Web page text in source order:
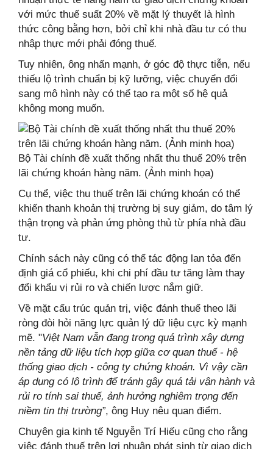
với mức thuế suất 20% về mặt lý thuyết là hình
thức công bằng hơn, bởi chỉ khi nhà đầu tư có thu
nhập thực mới phải đóng thuế.
Tuy nhiên, ông nhấn mạnh, ở góc độ thực tiễn, nếu
thiếu lộ trình chuẩn bị kỹ lưỡng, việc chuyển đổi
sang mô hình này có thể tạo ra một số hệ quả
không mong muốn.
Bộ Tài chính đề xuất thống nhất thu thuế 20% trên
lãi chứng khoán hàng năm. (Ảnh minh họa)
Cụ thể, việc thu thuế trên lãi chứng khoán có thể
khiến thanh khoản thị trường bị suy giảm, do tâm lý
thận trọng và phản ứng phòng thủ từ phía nhà đầu
tư.
Chính sách này cũng có thể tác động lan tỏa đến
định giá cổ phiếu, khi chi phí đầu tư tăng làm thay
đổi khẩu vị rủi ro và chiến lược nắm giữ.
Về mặt cấu trúc quản trị, việc đánh thuế theo lãi
ròng đòi hỏi năng lực quản lý dữ liệu cực kỳ mạnh
mẽ. "Việt Nam vẫn đang trong quá trình xây dựng
nền tảng dữ liệu tích hợp giữa cơ quan thuế - hệ
thống giao dịch - công ty chứng khoán. Vì vậy cần
áp dụng có lộ trình để tránh gây quá tải vận hành và
rủi ro tính sai thuế, ảnh hưởng nghiêm trọng đến
niềm tin thị trường”, ông Huy nêu quan điểm.
Chuyên gia kinh tế Nguyễn Trí Hiếu cũng cho rằng
việc đánh thuế trên lợi nhuận phát sinh từ giao dịch